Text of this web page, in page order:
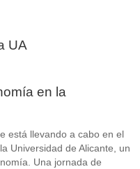
UA
en la
está llevando a cabo en el
Universidad de Alicante, un
Una jornada de